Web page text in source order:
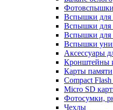
Фотовспышки
Вспышки для
Вспышки для
Вспышки для
Вспышки
Аксесcуары
Кронштейны
Карты памяти
Compact
Micro SD
Фотосумки,
Чехлы